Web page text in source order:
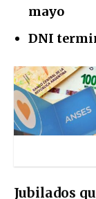
mayo
DNI
Jubilados